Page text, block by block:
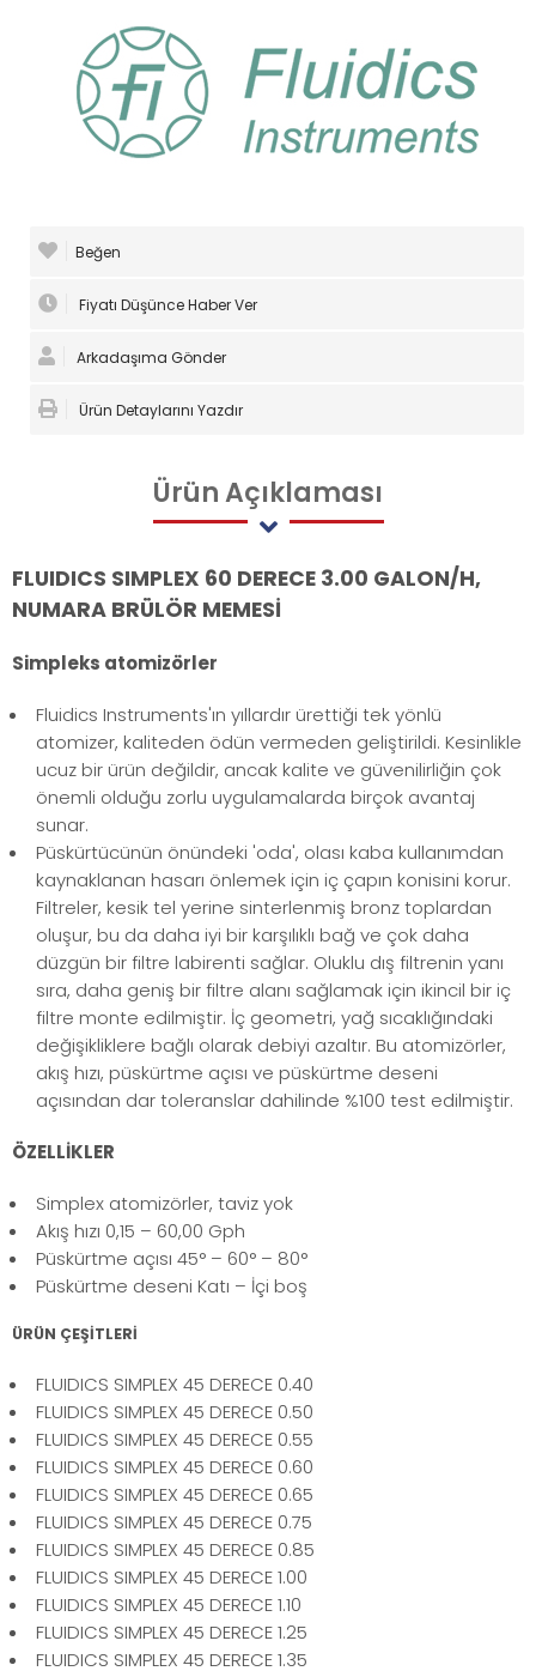
Beğen
Fiyatı Düşünce Haber Ver
Arkadaşıma Gönder
Ürün Detaylarını Yazdır
ÜrünAçıklaması
FLUIDICS SIMPLEX 60 DERECE 3.00 GALON/H,
NUMARA BRÜLÖR MEMESİ
Simpleks atomizörler
Fluidics Instruments'ın yıllardır ürettiği tek yönlü
atomizer, kaliteden ödün vermeden geliştirildi. Kesinlikle
ucuz bir ürün değildir, ancak kalite ve güvenilirliğin çok
önemli olduğu zorlu uygulamalarda birçok avantaj
sunar.
Püskürtücünün önündeki 'oda', olası kaba kullanımdan
kaynaklanan hasarı önlemek için iç çapın konisini korur.
Filtreler, kesik tel yerine sinterlenmiş bronz toplardan
oluşur, bu da daha iyi bir karşılıklı bağ ve çok daha
düzgün bir filtre labirenti sağlar. Oluklu dış filtrenin yanı
sıra, daha geniş bir filtre alanı sağlamak için ikincil bir iç
filtre monte edilmiştir. İç geometri, yağ sıcaklığındaki
değişikliklere bağlı olarak debiyi azaltır. Bu atomizörler,
akış hızı, püskürtme açısı ve püskürtme deseni
açısından dar toleranslar dahilinde %100 test edilmiştir.
ÖZELLİKLER
Simplex atomizörler, taviz yok
Akış hızı 0,15 – 60,00 Gph
Püskürtme açısı 45° – 60° – 80°
Püskürtme deseni Katı – İçi boş
ÜRÜN ÇEŞİTLERİ
FLUIDICS SIMPLEX 45 DERECE 0.40
FLUIDICS SIMPLEX 45 DERECE 0.50
FLUIDICS SIMPLEX 45 DERECE 0.55
FLUIDICS SIMPLEX 45 DERECE 0.60
FLUIDICS SIMPLEX 45 DERECE 0.65
FLUIDICS SIMPLEX 45 DERECE 0.75
FLUIDICS SIMPLEX 45 DERECE 0.85
FLUIDICS SIMPLEX 45 DERECE 1.00
FLUIDICS SIMPLEX 45 DERECE 1.10
FLUIDICS SIMPLEX 45 DERECE 1.25
FLUIDICS SIMPLEX 45 DERECE 1.35